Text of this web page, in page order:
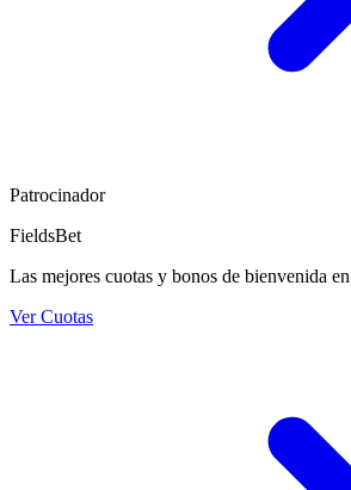
Patrocinador
FieldsBet
Las mejores cuotas y bonos de bienvenida
Ver Cuotas